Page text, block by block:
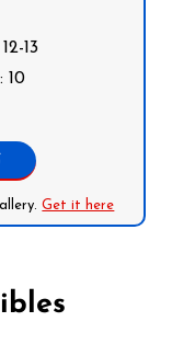
13
10
Get it here